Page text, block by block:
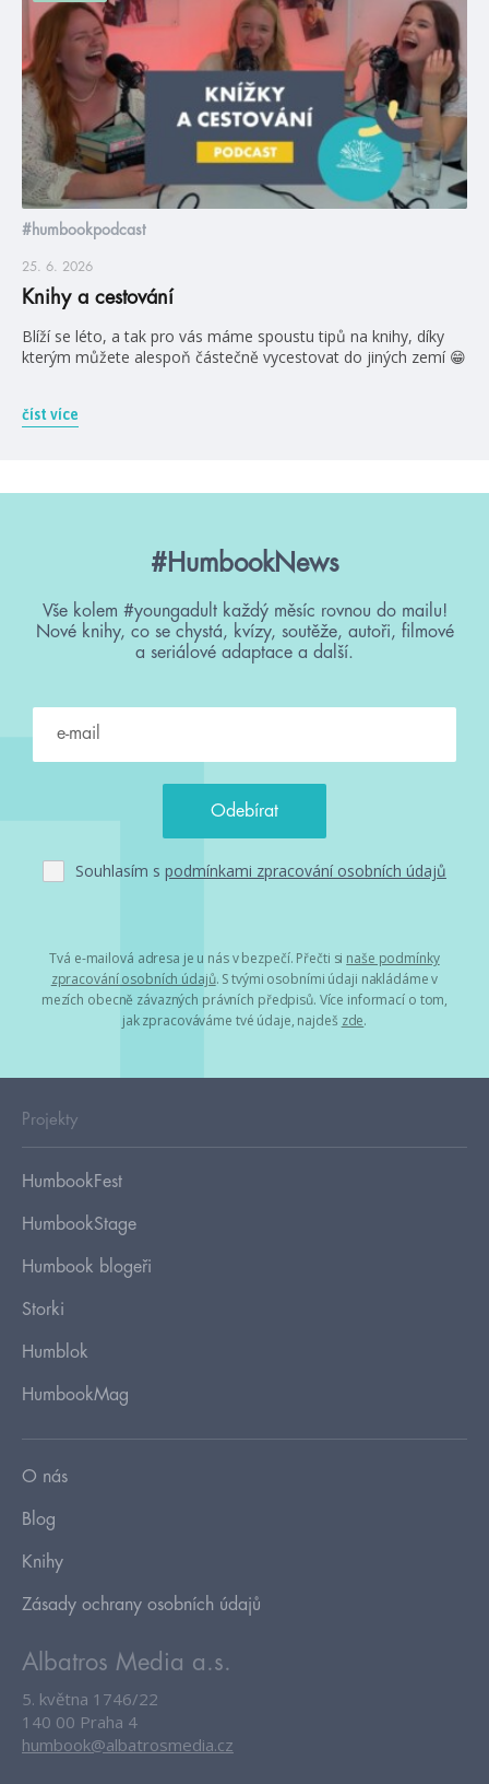
#humbookpodcast
25. 6. 2026
Knihy a cestování
Blíží se léto, a tak pro vás máme spoustu tipů na knihy, díky
kterým můžete alespoň částečně vycestovat do jiných zemí 😁
číst více
#HumbookNews
Vše kolem #youngadult každý měsíc rovnou do mailu!
Nové knihy, co se chystá, kvízy, soutěže, autoři, filmové
a seriálové adaptace a další.
Souhlasím s podmínkami zpracování osobních údajů
Tvá e-mailová adresa je u nás v bezpečí. Přečti si naše podmínky
zpracování osobních údajů. S tvými osobními údaji nakládáme v
mezích obecně závazných právních předpisů. Více informací o tom,
jak zpracováváme tvé údaje, najdeš zde.
Projekty
HumbookFest
HumbookStage
Humbook blogeři
Storki
Humblok
HumbookMag
O nás
Blog
Knihy
Zásady ochrany osobních údajů
Albatros Media a.s.
5. května 1746/22
140 00 Praha 4
humbook@albatrosmedia.cz